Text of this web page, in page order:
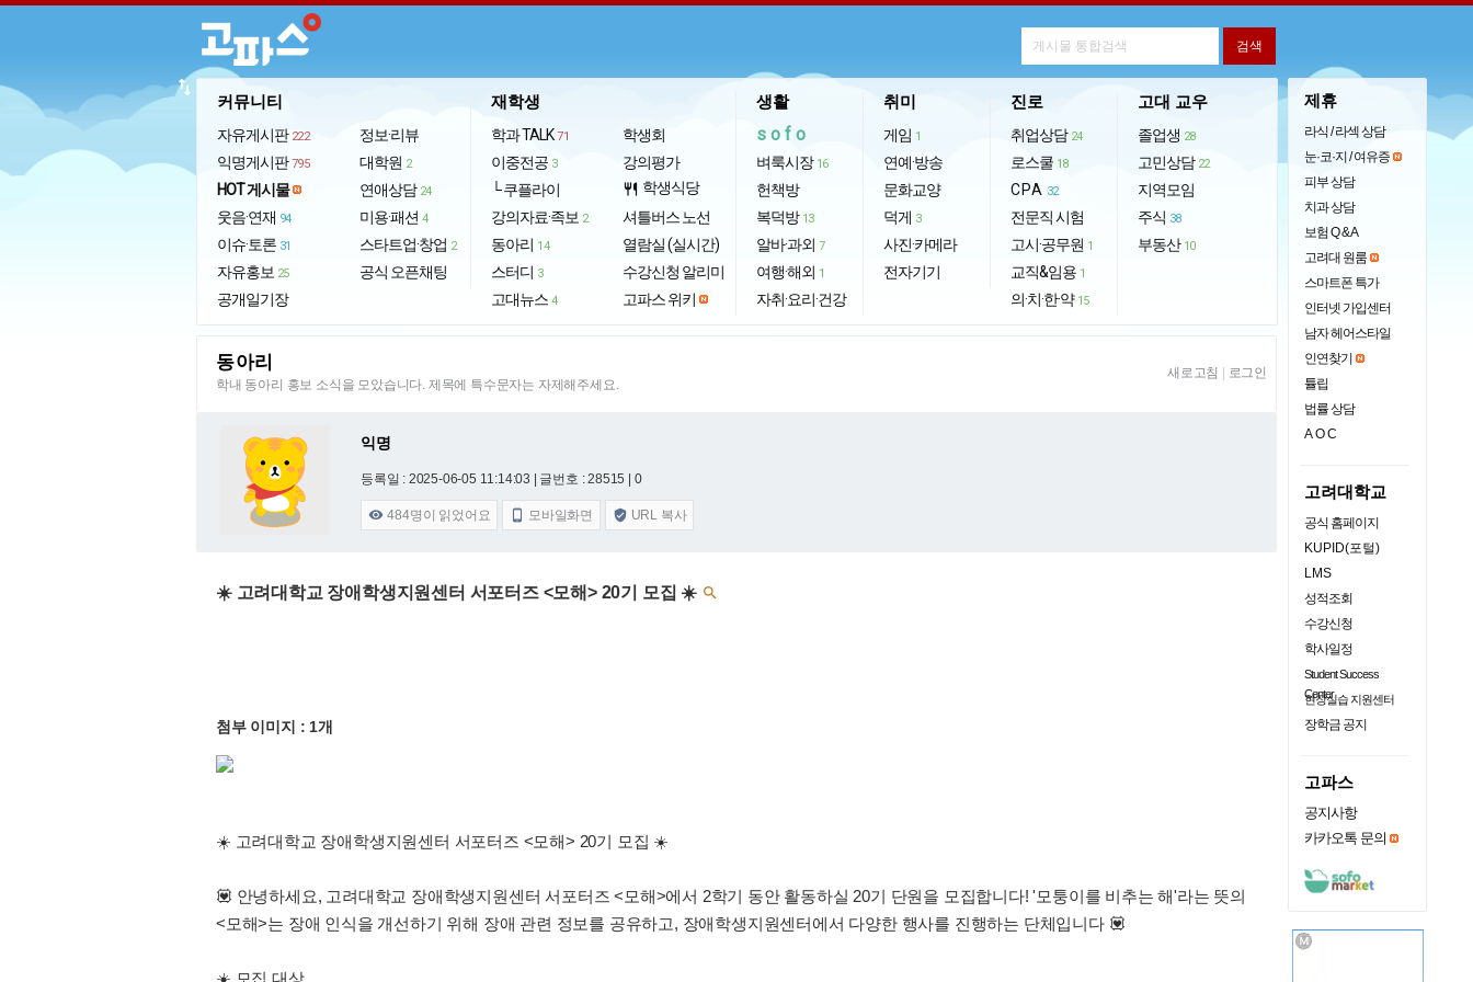
커뮤니티
자유게시판 222
익명게시판 795
HOT 게시물
웃음·연재 94
이슈·토론 31
자유홍보 25
공개일기장
정보·리뷰
대학원 2
연애상담 24
미용·패션 4
스타트업·창업 2
공식 오픈채팅
재학생
학과 TALK 71
이중전공 3
└ 쿠플라이
강의자료·족보 2
동아리 14
스터디 3
고대뉴스 4
학생회
강의평가
restaurant 학생식당
셔틀버스 노선
열람실 (실시간)
수강신청 알리미
고파스 위키
생활
sofo
벼룩시장 16
헌책방
복덕방 13
알바·과외 7
여행·해외 1
자취·요리·건강
취미
게임 1
연예·방송
문화교양
덕게 3
사진·카메라
전자기기
진로
취업상담 24
로스쿨 18
CPA 32
전문직 시험
고시·공무원 1
교직&임용 1
의·치·한·약 15
고대 교우
졸업생 28
고민상담 22
지역모임
주식 38
부동산 10
import_export
동아리
학내 동아리 홍보 소식을 모았습니다. 제목에 특수문자는 자제해주세요.
새로고침 로그인
익명
등록일 : 2025-06-05 11:14:03 | 글번호 : 28515 | 0
 484명이 읽었어요  모바일화면  URL 복사
☀️ 고려대학교 장애학생지원센터 서포터즈 <모해> 20기 모집 ☀️ 
첨부 이미지 : 1개
☀️ 고려대학교 장애학생지원센터 서포터즈 <모해> 20기 모집 ☀️
💟 안녕하세요, 고려대학교 장애학생지원센터 서포터즈 <모해>에서 2학기 동안 활동하실 20기 단원을 모집합니다! '모퉁이를 비추는 해'라는 뜻의
<모해>는 장애 인식을 개선하기 위해 장애 관련 정보를 공유하고, 장애학생지원센터에서 다양한 행사를 진행하는 단체입니다 💟
☀️ 모집 대상
제휴
라식 / 라섹 상담
눈·코·지 / 여유증
피부 상담
치과 상담
보험 Q & A
고려대 원룸
스마트폰 특가
인터넷 가입센터
남자 헤어스타일
인연찾기
튤립
법률 상담
AOC
고려대학교
공식 홈페이지
KUPID(포털)
LMS
성적조회
수강신청
학사일정
Student Success
Center
현장실습 지원센터
장학금 공지
고파스
공지사항
카카오톡 문의